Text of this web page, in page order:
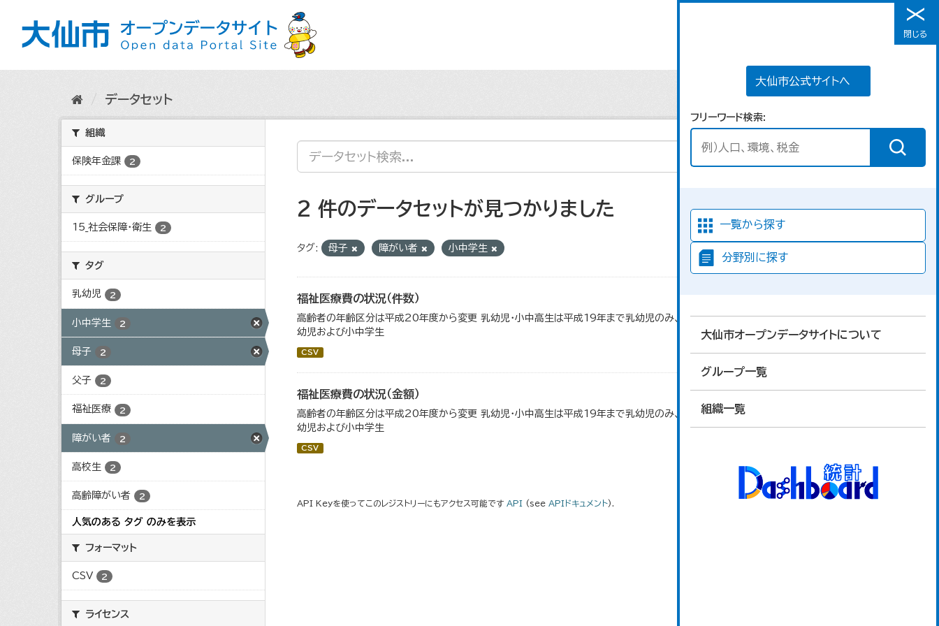
メニュー
大仙市公式サイトへ
フリーワード検索
一覧から探す
分野別に探す
大仙市オープンデータサイトについて
グループ一覧
組織一覧
閉じる
データセット
組織
保険年金課 2
グループ
15_社会保障・衛生 2
タグ
乳幼児 2
小中学生 2
母子 2
父子 2
福祉医療 2
障がい者 2
高校生 2
高齢障がい者 2
人気のある タグ のみを表示
フォーマット
CSV 2
ライセンス
2 件のデータセットが見つかりました
タグ: 母子 障がい者 小中学生
福祉医療費の状況（件数）
高齢者の年齢区分は平成20年度から変更 乳幼児・小中高生は平成19年まで乳幼児のみ、平成20年度から令和元年度までは乳
幼児および小中学生
CSV
福祉医療費の状況（金額）
高齢者の年齢区分は平成20年度から変更 乳幼児・小中高生は平成19年まで乳幼児のみ、平成20年度から令和元年度までは乳
幼児および小中学生
CSV
API Keyを使ってこのレジストリーにもアクセス可能です API (see APIドキュメント).